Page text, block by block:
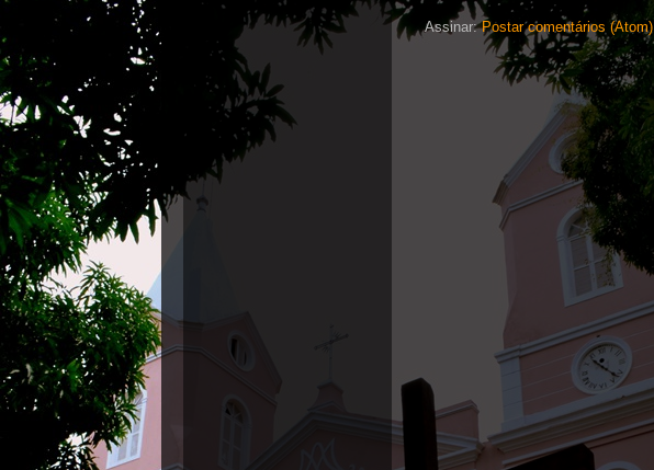
Assinar:Postar comentários (Atom)